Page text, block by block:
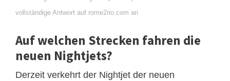
vollständige Antwort auf rome2rio.com an
Auf welchen Strecken fahren die
neuen Nightjets?
Derzeit verkehrt der Nightjet der neuen